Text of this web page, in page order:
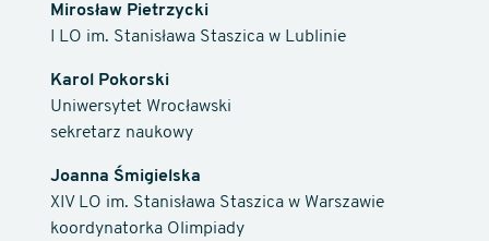
Mirosław Pietrzycki
I LO im. Stanisława Staszica w Lublinie
Karol Pokorski
Uniwersytet Wrocławski
sekretarz naukowy
Joanna Śmigielska
XIV LO im. Stanisława Staszica w Warszawie
koordynatorka Olimpiady